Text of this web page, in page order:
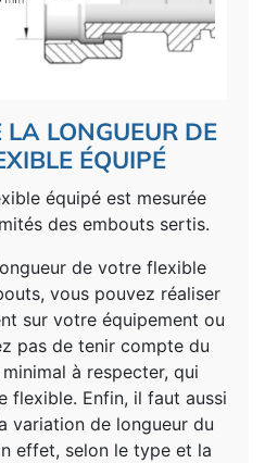
LONGUEUR DE
ÉQUIPÉ
équipé est mesurée
des embouts sertis.
de votre flexible
vous pouvez réaliser
sur votre équipement ou
pas de tenir compte du
à respecter, qui
flexible. Enfin, il faut aussi
variation de longueur du
effet, selon le type et la